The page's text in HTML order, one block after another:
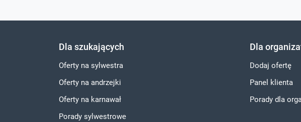
Dla szukających
Oferty na sylwestra
Oferty na andrzejki
Oferty na karnawał
Porady sylwestrowe
Dla
Dodaj ofertę
Panel klienta
Porady dla